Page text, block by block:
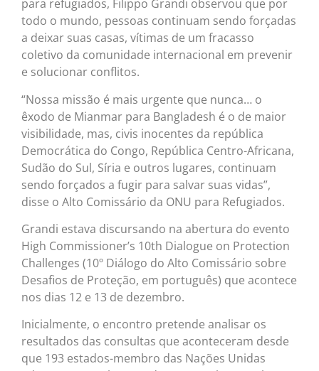
para refugiados, Filippo Grandi observou que por
todo o mundo, pessoas continuam sendo forçadas
a deixar suas casas, vítimas de um fracasso
coletivo da comunidade internacional em prevenir
e solucionar conflitos.
“Nossa missão é mais urgente que nunca… o
êxodo de Mianmar para Bangladesh é o de maior
visibilidade, mas, civis inocentes da república
Democrática do Congo, República Centro-Africana,
Sudão do Sul, Síria e outros lugares, continuam
sendo forçados a fugir para salvar suas vidas”,
disse o Alto Comissário da ONU para Refugiados.
Grandi estava discursando na abertura do evento
High Commissioner’s 10th Dialogue on Protection
Challenges (10º Diálogo do Alto Comissário sobre
Desafios de Proteção, em português) que acontece
nos dias 12 e 13 de dezembro.
Inicialmente, o encontro pretende analisar os
resultados das consultas que aconteceram desde
que 193 estados-membro das Nações Unidas